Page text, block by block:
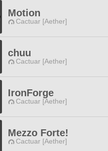
Motion
Cactuar [Aether]
chuu
Cactuar [Aether]
IronForge
Cactuar [Aether]
Mezzo Forte!
Cactuar [Aether]